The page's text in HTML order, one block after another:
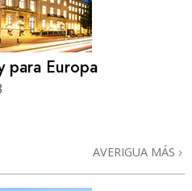
para Europa
AVERIGUA MÁS